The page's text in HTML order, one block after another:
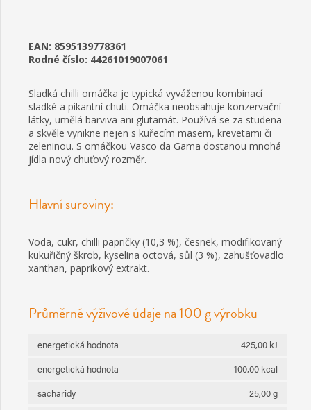
EAN: 8595139778361
Rodné číslo: 44261019007061
Sladká chilli omáčka je typická vyváženou kombinací
sladké a pikantní chuti. Omáčka neobsahuje konzervační
látky, umělá barviva ani glutamát. Používá se za studena
a skvěle vynikne nejen s kuřecím masem, krevetami či
zeleninou. S omáčkou Vasco da Gama dostanou mnohá
jídla nový chuťový rozměr.
Hlavní suroviny:
Voda, cukr, chilli papričky (10,3 %), česnek, modifikovaný
kukuřičný škrob, kyselina octová, sůl (3 %), zahušťovadlo
xanthan, paprikový extrakt.
Průměrné výživové údaje na 100 g výrobku
energetická hodnota
425,00 kJ
energetická hodnota
100,00 kcal
sacharidy
25,00 g